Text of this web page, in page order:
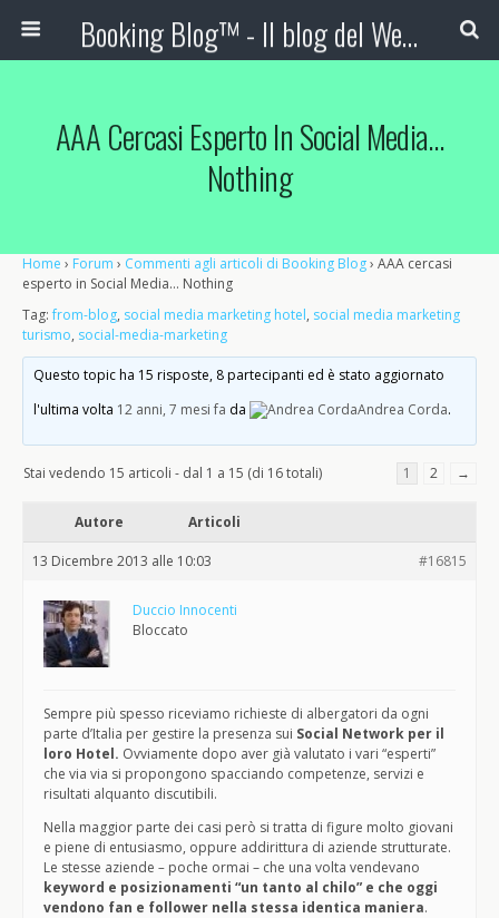
Booking Blog™ - Il blog del Web Marketing Turistico
AAA Cercasi Esperto In Social Media…
Nothing
Home › Forum › Commenti agli articoli di Booking Blog› AAA cercasi
esperto in Social Media… Nothing
Tag:from-blog, social media marketing hotel, social media marketing
turismo, social-media-marketing
Questo topic ha 15 risposte, 8 partecipanti ed è stato aggiornato
l'ultima volta 12 anni, 7 mesi fa da Andrea Corda.
Stai vedendo 15 articoli - dal 1 a 15 (di 16 totali) 1 2 →
Autore Articoli
13 Dicembre 2013 alle 10:03 #16815
Duccio Innocenti
Bloccato
Sempre più spesso riceviamo richieste di albergatori da ogni
parte d’Italia per gestire la presenza sui Social Network per il
loro Hotel. Ovviamente dopo aver già valutato i vari “esperti”
che via via si propongono spacciando competenze, servizi e
risultati alquanto discutibili.
Nella maggior parte dei casi però si tratta di figure molto giovani
e piene di entusiasmo, oppure addirittura di aziende strutturate.
Le stesse aziende – poche ormai – che una volta vendevano
keyword e posizionamenti “un tanto al chilo” e che oggi
vendono fan e follower nella stessa identica maniera.